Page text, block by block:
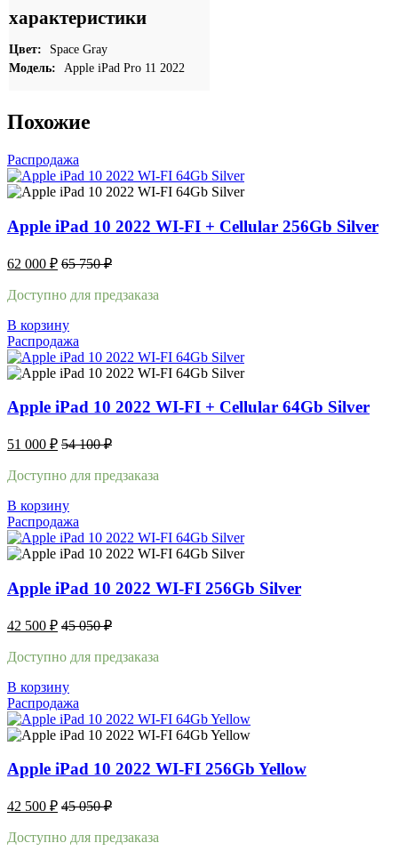
характеристики
Цвет:
Space Gray
Модель:
Apple iPad Pro 11 2022
Похожие
Распродажа
Apple iPad 10 2022 WI-FI + Cellular 256Gb Silver
62 000 ₽ 65 750₽
Доступно для предзаказа
В корзину
Распродажа
Apple iPad 10 2022 WI-FI + Cellular 64Gb Silver
51 000 ₽ 54 100₽
Доступно для предзаказа
В корзину
Распродажа
Apple iPad 10 2022 WI-FI 256Gb Silver
42 500 ₽ 45 050₽
Доступно для предзаказа
В корзину
Распродажа
Apple iPad 10 2022 WI-FI 256Gb Yellow
42 500 ₽ 45 050₽
Доступно для предзаказа